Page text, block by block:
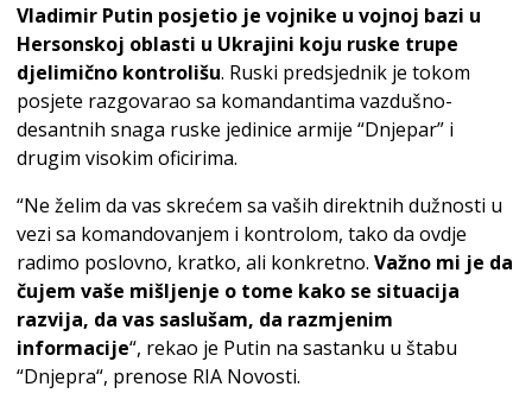
Vladimir Putin posjetio je vojnike u vojnoj bazi u
Hersonskoj oblasti u Ukrajini koju ruske trupe
djelimično kontrolišu. Ruski predsjednik je tokom
posjete razgovarao sa komandantima vazdušno-
desantnih snaga ruske jedinice armije “Dnjepar” i
drugim visokim oficirima.
“Ne želim da vas skrećem sa vaših direktnih dužnosti u
vezi sa komandovanjem i kontrolom, tako da ovdje
radimo poslovno, kratko, ali konkretno. Važno mi je da
čujem vaše mišljenje o tome kako se situacija
razvija, da vas saslušam, da razmjenim
informacije“, rekao je Putin na sastanku u štabu
“Dnjepra“, prenose RIA Novosti.